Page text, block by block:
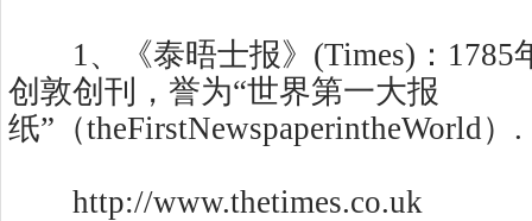
1、《泰晤士报》(Times)：1785
创敦创刊，誉为“世界第一大报
纸”（theFirstNewspaperintheWorld）.
http://www.thetimes.co.uk